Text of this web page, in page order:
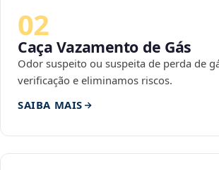
02
Caça Vazamento de Gás
Odor suspeito ou suspeita de perda de
verificação e eliminamos riscos.
SAIBA MAIS